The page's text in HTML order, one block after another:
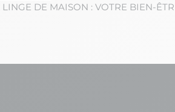
LINGE DE MAISON : VOTRE BIEN-